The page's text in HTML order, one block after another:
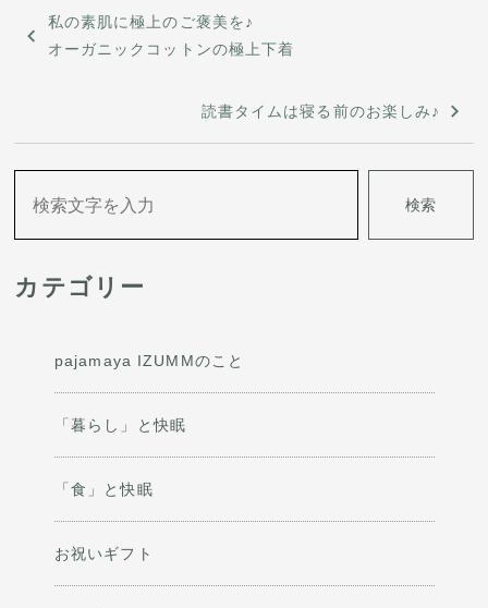
稿
ゲ
ー
ョ
私の素肌に極上のご褒美を♪
オーガニックコットンの極上下着
読書タイムは寝る前のお楽しみ♪
検索
カテゴリー
pajamaya IZUMMのこと
「暮らし」と快眠
「食」と快眠
お祝いギフト